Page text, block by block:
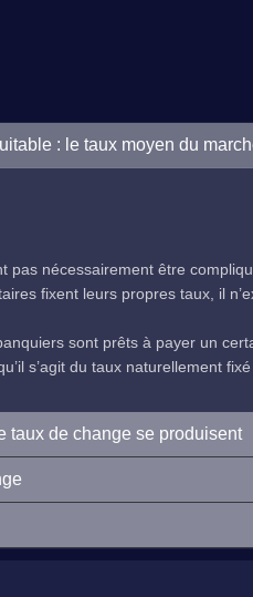
: le taux moyen du
pas nécessairement être
fixent leurs propres taux, il
sont prêts à payer un
s’agit du taux naturellement
taux de change se produisent